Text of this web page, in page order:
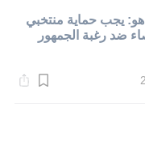
يجب حماية منتخبي
ضد رغبة الجمهور